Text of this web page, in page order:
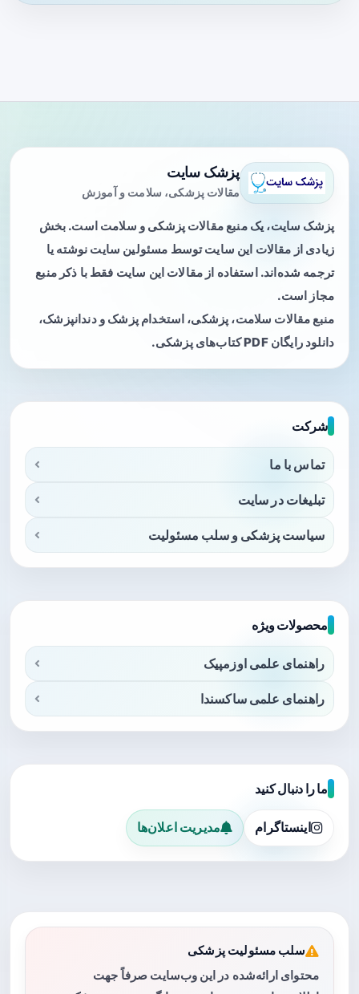
پزشک سایت
مقالات پزشکی، سلامت و آموزش
پزشک سایت، یک منبع مقالات پزشکی و سلامت است. بخش
زیادی از مقالات این سایت توسط مسئولین سایت نوشته یا
ترجمه شده‌اند. استفاده از مقالات این سایت فقط با ذکر منبع
مجاز است.
منبع مقالات سلامت، پزشکی، استخدام پزشک و دندانپزشک،
دانلود رایگان PDF کتاب‌های پزشکی.
شرکت
تماس با ما
تبلیغات در سایت
سیاست پزشکی و سلب مسئولیت
محصولات ویژه
راهنمای علمی اوزمپیک
راهنمای علمی ساکسندا
ما را دنبال کنید
اینستاگرام مدیریت اعلان‌ها
سلب مسئولیت پزشکی
محتوای ارائه‌شده در این وب‌سایت صرفاً جهت